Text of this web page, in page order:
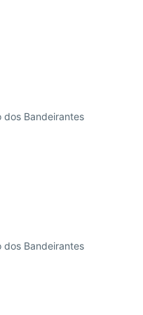
dos Bandeirantes
dos Bandeirantes